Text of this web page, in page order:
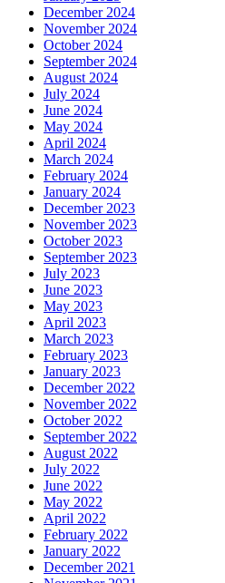
December 2024
November 2024
October 2024
September 2024
August 2024
July 2024
June 2024
May 2024
April 2024
March 2024
February 2024
January 2024
December 2023
November 2023
October 2023
September 2023
July 2023
June 2023
May 2023
April 2023
March 2023
February 2023
January 2023
December 2022
November 2022
October 2022
September 2022
August 2022
July 2022
June 2022
May 2022
April 2022
February 2022
January 2022
December 2021